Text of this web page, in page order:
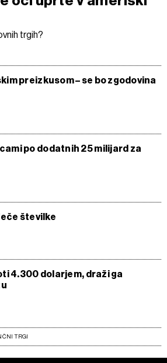
trgih?
preizkusom – se bo zgodovina
po dodatnih 25 milijard za
številke
4.300 dolarjem, draži ga
TRGI